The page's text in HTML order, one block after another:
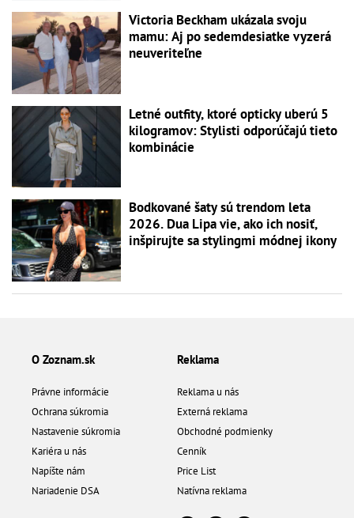
Victoria Beckham ukázala svoju
mamu: Aj po sedemdesiatke vyzerá
neuveriteľne
Letné outfity, ktoré opticky uberú 5
kilogramov: Stylisti odporúčajú tieto
kombinácie
Bodkované šaty sú trendom leta
2026. Dua Lipa vie, ako ich nosiť,
inšpirujte sa stylingmi módnej ikony
O Zoznam.sk
Právne informácie
Ochrana súkromia
Nastavenie súkromia
Kariéra u nás
Napíšte nám
Nariadenie DSA
Reklama
Reklama u nás
Externá reklama
Obchodné podmienky
Cenník
Price List
Natívna reklama